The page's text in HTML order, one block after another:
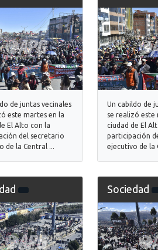
de juntas vecinales
este martes en la
El Alto con la
del secretario
de la Central ...
Un cabildo de
se realizó este
ciudad de El
participación
ejecutivo de la
Sociedad